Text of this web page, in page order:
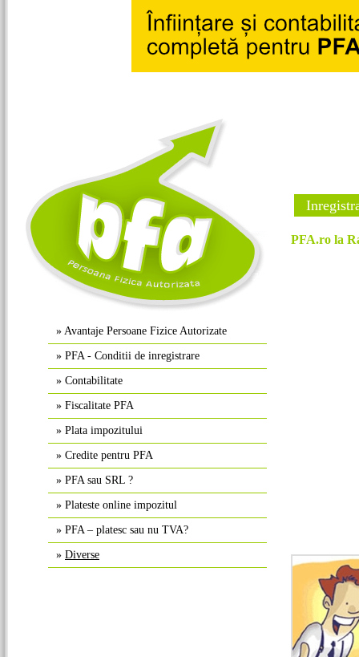
» Avantaje Persoane Fizice Autorizate
» PFA - Conditii de inregistrare
» Contabilitate
» Fiscalitate PFA
» Plata impozitului
» Credite pentru PFA
» PFA sau SRL ?
» Plateste online impozitul
» PFA – platesc sau nu TVA?
» Diverse
PFA.ro la